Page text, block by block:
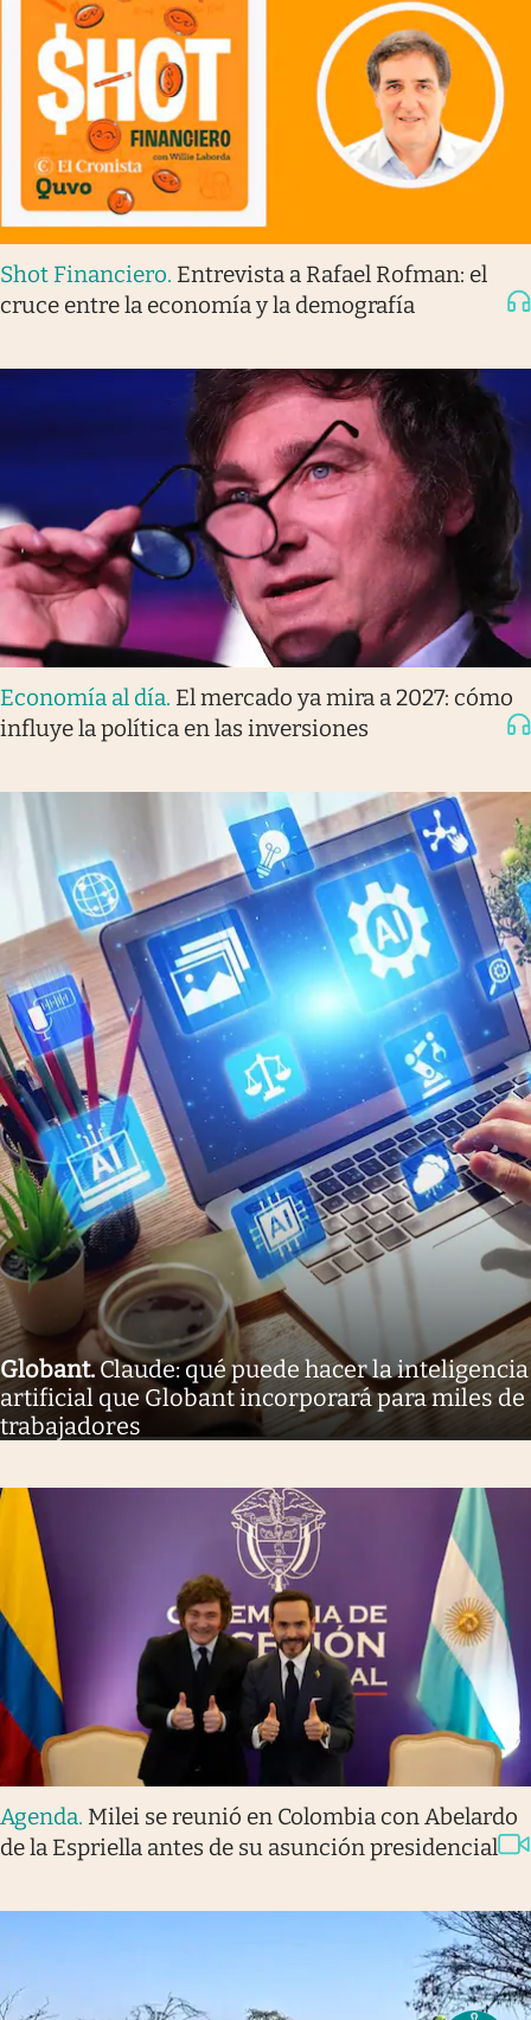
Shot Financiero. Entrevista a Rafael Rofman: el
cruce entre la economía y la demografía
Economía al día. El mercado ya mira a 2027: cómo
influye la política en las inversiones
Globant.Claude: qué puede hacer la inteligencia
artificial que Globant incorporará para miles de
trabajadores
Agenda. Milei se reunió en Colombia con Abelardo
de la Espriella antes de su asunción presidencial